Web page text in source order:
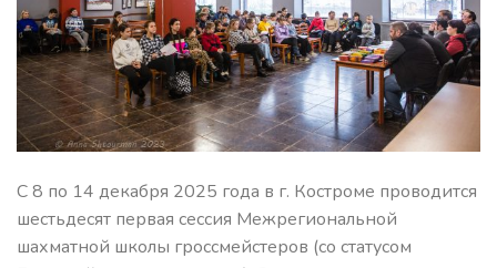
С 8 по 14 декабря 2025 года в г. Костроме проводится
шестьдесят первая сессия Межрегиональной
шахматной школы гроссмейстеров (со статусом